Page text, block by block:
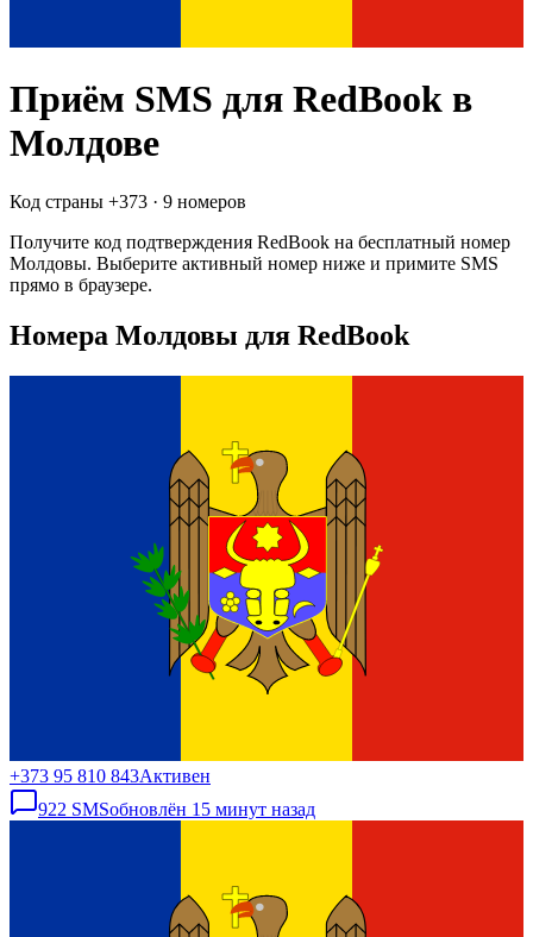
Приём SMS для RedBook в
Молдове
Код страны +373 · 9 номеров
Получите код подтверждения RedBook на бесплатный номер
Молдовы. Выберите активный номер ниже и примите SMS
прямо в браузере.
Номера Молдовы для RedBook
+373 95 810 843Активен
922 SMSобновлён 15 минут назад